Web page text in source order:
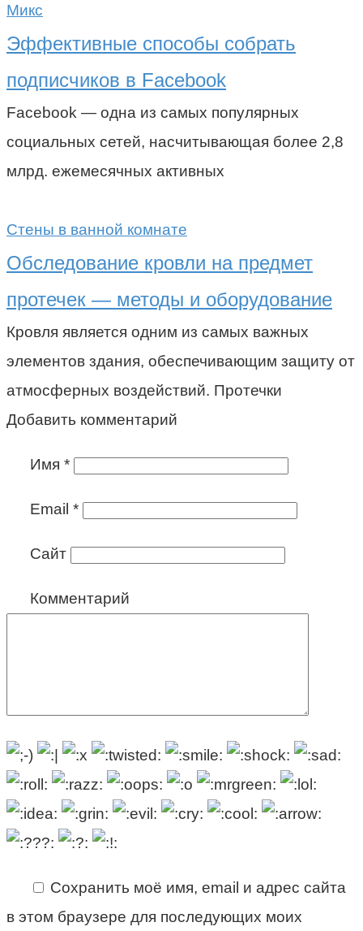
Микс
Эффективные способы собрать
подписчиков в Facebook
Facebook — одна из самых популярных
социальных сетей, насчитывающая более 2,8
млрд. ежемесячных активных
Стены в ванной комнате
Обследование кровли на предмет
протечек — методы и оборудование
Кровля является одним из самых важных
элементов здания, обеспечивающим защиту от
атмосферных воздействий. Протечки
Добавить комментарий
Имя *
Email *
Сайт
Комментарий
Сохранить моё имя, email и адрес сайта
в этом браузере для последующих моих